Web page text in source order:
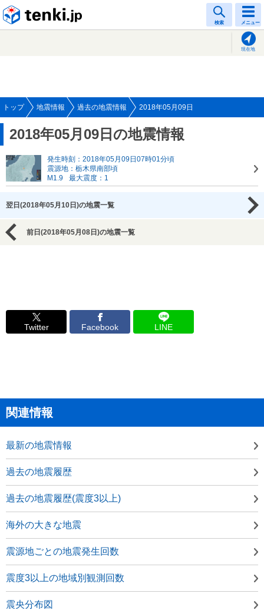
検索 メニュー
現在地
トップ 地震情報 過去の地震情報 2018年05月09日
2018年05月09日の地震情報
発生時刻：2018年05月09日07時01分頃
震源地：栃木県南部頃
M1.9
最大震度：1
翌日(2018年05月10日)の地震一覧
前日(2018年05月08日)の地震一覧
Twitter Facebook LINE
関連情報
最新の地震情報
過去の地震履歴
過去の地震履歴(震度3以上)
海外の大きな地震
震源地ごとの地震発生回数
震度3以上の地域別観測回数
震央分布図